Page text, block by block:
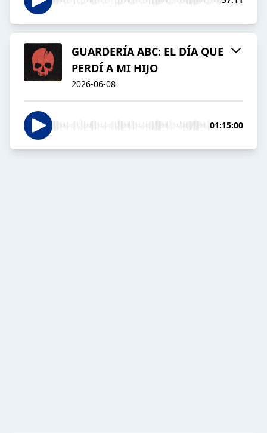
GUARDERÍA ABC: EL DÍA QUE
PERDÍ A MI HIJO
2026-06-08
01:15:00